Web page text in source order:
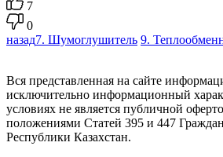
7
0
назад7. Шумоглушитель 9.
Вся представленная на сайте
исключительно информационный
условиях не является публичной
положениями Статей 395 и 447
Республики Казахстан.